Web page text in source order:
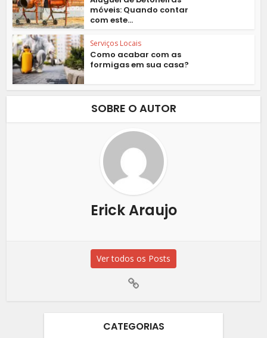
móveis: Quando contar
com este...
Serviços Locais
Como acabar com as
formigas em sua casa?
SOBRE O AUTOR
Erick Araujo
Ver todos os Posts
CATEGORIAS